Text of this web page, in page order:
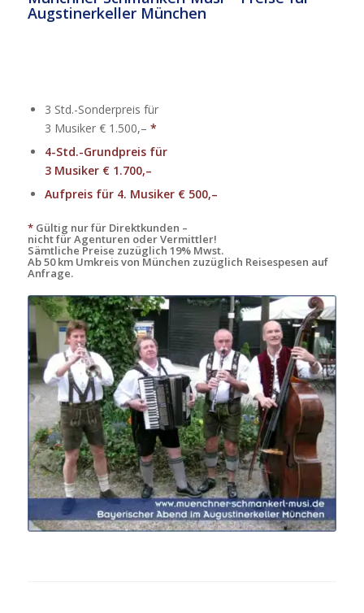
Augstinerkeller München
3 Std.-Sonderpreis für
3 Musiker € 1.500,– *
4-Std.-Grundpreis für
3 Musiker € 1.700,–
Aufpreis für 4. Musiker € 500,–
*Gültig nur für Direktkunden –
nicht für Agenturen oder Vermittler!
Sämtliche Preise zuzüglich 19% Mwst.
Ab 50 km Umkreis von München zuzüglich Reisespesen auf
Anfrage.